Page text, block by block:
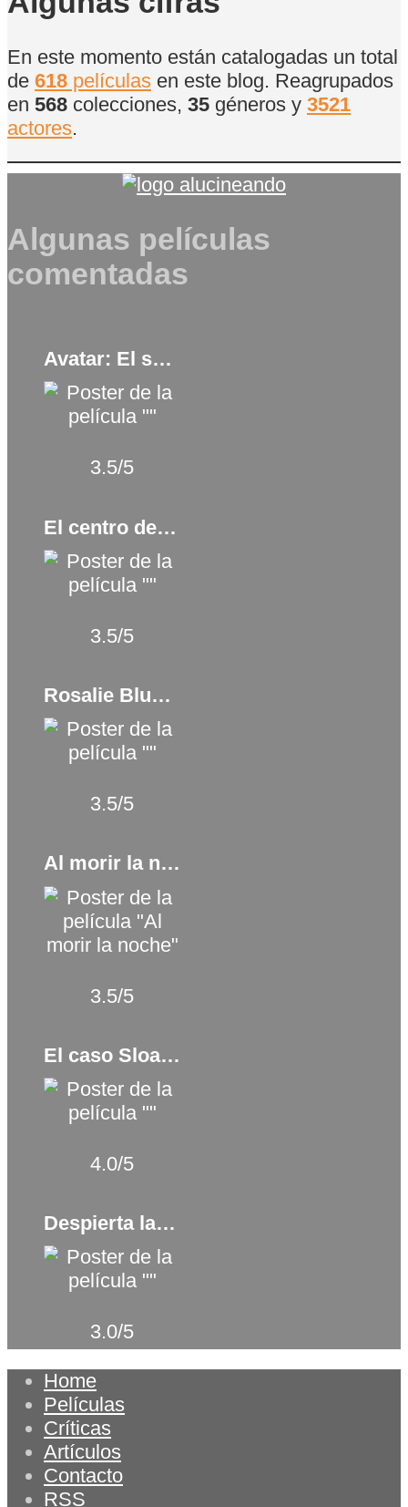
En este momento están catalogadas un total
de 618 películas en este blog. Reagrupados
en 568 colecciones, 35 géneros y 3521
actores.
Algunas películas
comentadas
Avatar: El sentido del agua (2022)
3.5/5
El centro del horizonte (2019)
3.5/5
Rosalie Blum (2015)
3.5/5
Al morir la noche (1945)
3.5/5
El caso Sloane (2016)
4.0/5
Despierta la furia (2021)
3.0/5
Home
Películas
Críticas
Artículos
Contacto
RSS